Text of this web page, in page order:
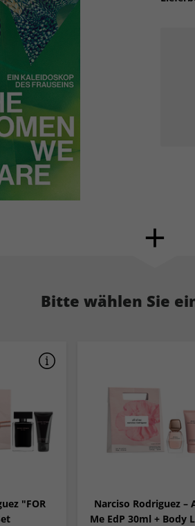
Bitte wählen Sie
"FOR
Narciso Rodriguez –
Me EdP 30ml + Body